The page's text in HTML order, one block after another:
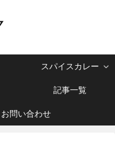
スパイスカレー
記事一覧
お問い合わせ